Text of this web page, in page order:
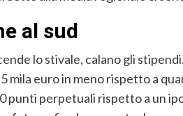
al sud
lo stivale, calano gli
mila euro in meno rispetto a
punti perpetuali rispetto a un